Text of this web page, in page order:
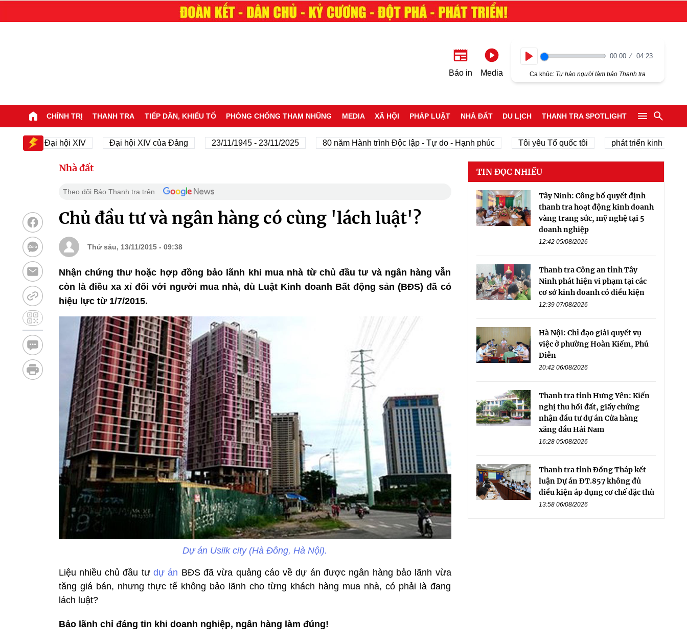
Báo in Media
00:00 04:23
Ca khúc: Tự hào người làm báo Thanh tra
CHÍNH TRỊ THANH TRA TIẾP DÂN, KHIẾU TỐ PHÒNG CHỐNG THAM NHŨNG MEDIA XÃ HỘI PHÁP LUẬT NHÀ ĐẤT DU LỊCH THANH TRA SPOTLIGHT
Đại hội XIV Đại hội XIV của Đảng 23/11/1945 - 23/11/2025 80 năm Hành trình Độc lập - Tự do - Hạnh phúc Tôi yêu Tổ quốc tôi phát triển kinh tế tư nhân
Nhà đất
Theo dõi Báo Thanh tra trên
Chủ đầu tư và ngân hàng có cùng 'lách luật'?
Thứ sáu, 13/11/2015 - 09:38
Nhận chứng thư hoặc hợp đồng bảo lãnh khi mua nhà từ chủ đầu tư và ngân hàng vẫn
còn là điều xa xỉ đối với người mua nhà, dù Luật Kinh doanh Bất động sản (BĐS) đã có
hiệu lực từ 1/7/2015.
Dự án Usilk city (Hà Đông, Hà Nội).
Liệu nhiều chủ đầu tư dự án BĐS đã vừa quảng cáo về dự án được ngân hàng bảo lãnh vừa
tăng giá bán, nhưng thực tế không bảo lãnh cho từng khách hàng mua nhà, có phải là đang
lách luật?
Bảo lãnh chỉ đáng tin khi doanh nghiệp, ngân hàng làm đúng!
TIN ĐỌC NHIỀU
Tây Ninh: Công bố quyết định
thanh tra hoạt động kinh doanh
vàng trang sức, mỹ nghệ tại 5
doanh nghiệp
12:42 05/08/2026
Thanh tra Công an tỉnh Tây
Ninh phát hiện vi phạm tại các
cơ sở kinh doanh có điều kiện
12:39 07/08/2026
Hà Nội: Chỉ đạo giải quyết vụ
việc ở phường Hoàn Kiếm, Phú
Diễn
20:42 06/08/2026
Thanh tra tỉnh Hưng Yên: Kiến
nghị thu hồi đất, giấy chứng
nhận đầu tư dự án Cửa hàng
xăng dầu Hải Nam
16:28 05/08/2026
Thanh tra tỉnh Đồng Tháp kết
luận Dự án ĐT.857 không đủ
điều kiện áp dụng cơ chế đặc thù
13:58 06/08/2026